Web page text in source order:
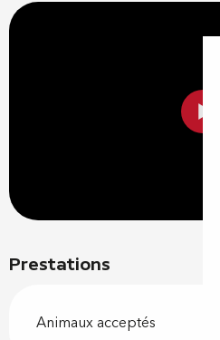
Prestations
Animaux acceptés